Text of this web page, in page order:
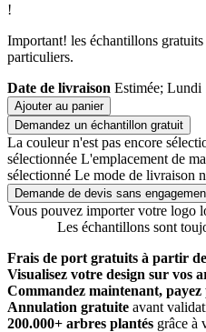
!
Important! les échantillons gratuits
particuliers.
Date de livraison Estimée; Lundi
Ajouter au panier
Demandez un échantillon gratuit
La couleur n'est pas encore
sélectionnée L'emplacement de
sélectionné Le mode de livraison
Demande de devis sans
Vous pouvez importer votre logo
Les échantillons sont
Frais de port gratuits à partir
Visualisez votre design sur vos
Commandez maintenant,
Annulation gratuite avant
200.000+ arbres plantés grâce à